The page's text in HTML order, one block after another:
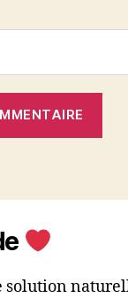
solution